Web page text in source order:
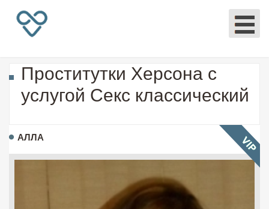
Проститутки Херсона с
услугой Секс классический
АЛЛА